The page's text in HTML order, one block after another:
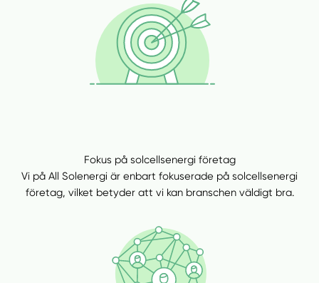
Fokus på solcellsenergi företag
Vi på All Solenergi är enbart fokuserade på solcellsenergi
företag, vilket betyder att vi kan branschen väldigt bra.